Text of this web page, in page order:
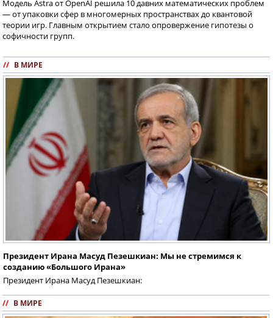
Модель Astra от OpenAI решила 10 давних математических проблем
— от упаковки сфер в многомерных пространствах до квантовой
теории игр. Главным открытием стало опровержение гипотезы о
софичности групп.
// В МИРЕ
Президент Ирана Масуд Пезешкиан: Мы не стремимся к
созданию «Большого Ирана»
Президент Ирана Масуд Пезешкиан:
// В МИРЕ